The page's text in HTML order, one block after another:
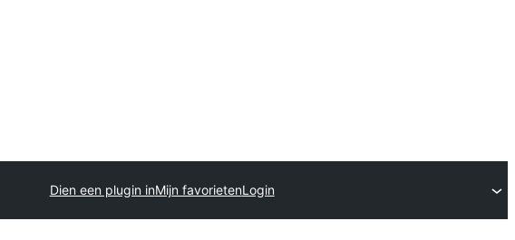
Dien een plugin inMijn favorietenLogin